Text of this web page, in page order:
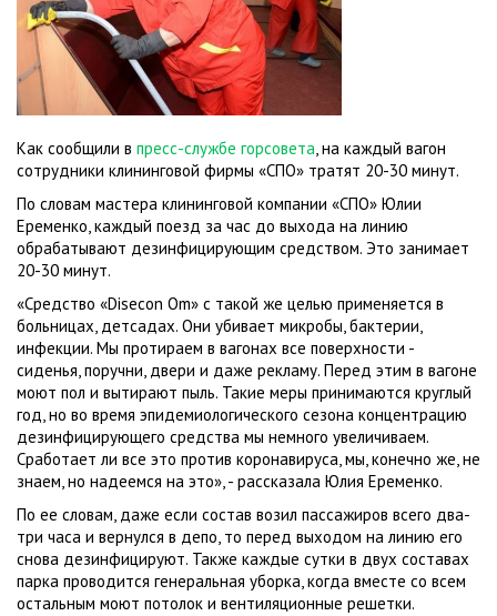
Как сообщили в пресс-службе горсовета, на каждый вагон
сотрудники клининговой фирмы «СПО» тратят 20-30 минут.
По словам мастера клининговой компании «СПО» Юлии
Еременко, каждый поезд за час до выхода на линию
обрабатывают дезинфицирующим средством. Это занимает
20-30 минут.
«Средство «Disecon Om» с такой же целью применяется в
больницах, детсадах. Они убивает микробы, бактерии,
инфекции. Мы протираем в вагонах все поверхности -
сиденья, поручни, двери и даже рекламу. Перед этим в вагоне
моют пол и вытирают пыль. Такие меры принимаются круглый
год, но во время эпидемиологического сезона концентрацию
дезинфицирующего средства мы немного увеличиваем.
Сработает ли все это против коронавируса, мы, конечно же, не
знаем, но надеемся на это», - рассказала Юлия Еременко.
По ее словам, даже если состав возил пассажиров всего два-
три часа и вернулся в депо, то перед выходом на линию его
снова дезинфицируют. Также каждые сутки в двух составах
парка проводится генеральная уборка, когда вместе со всем
остальным моют потолок и вентиляционные решетки.